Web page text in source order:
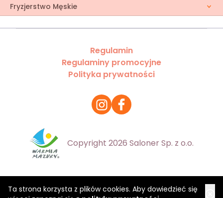
Ta strona korzysta z plików cookies. Aby dowiedzieć się
Fryzjerstwo Męskie
Regulamin
Regulaminy promocyjne
Polityka prywatności
Copyright 2026 Saloner Sp. z o.o.